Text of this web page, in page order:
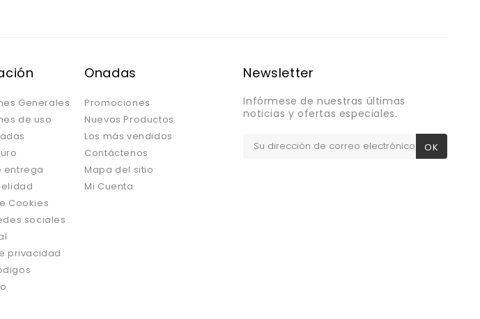
Generales
de uso
entrega
Cookies
sociales
privacidad
Onadas
Promociones
Nuevos Productos
Los más vendidos
Contáctenos
Mapa del sitio
Mi Cuenta
Newsletter
Infórmese de nuestras últimas
noticias y ofertas especiales.